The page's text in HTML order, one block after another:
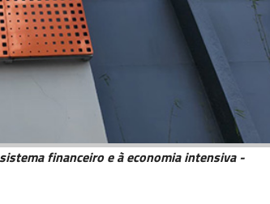
financeiro e à economia intensiva -